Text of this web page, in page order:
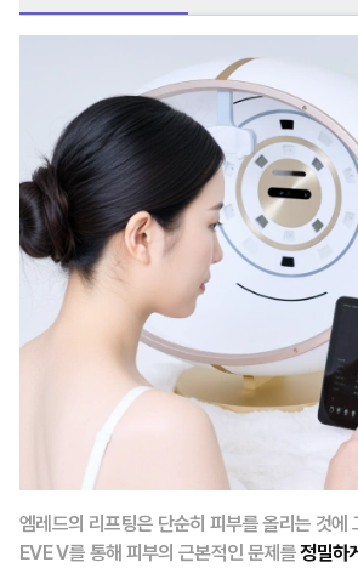
엠레드의 리프팅은 단순히 피부를 올리는 것에
EVE V를 통해 피부의 근본적인 문제를정밀하